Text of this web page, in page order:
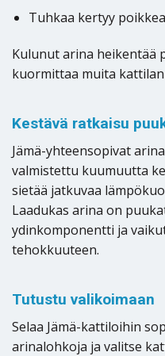
Tuhkaa kertyy
Kulunut arina heikentää
kuormittaa muita kattilan
Kestävä ratkaisu
Jämä-yhteensopivat
valmistettu kuumuutta
sietää jatkuvaa
Laadukas arina on
ydinkomponentti ja
tehokkuuteen.
Tutustu valikoimaan
Selaa Jämä-kattiloihin
arinalohkoja ja valitse